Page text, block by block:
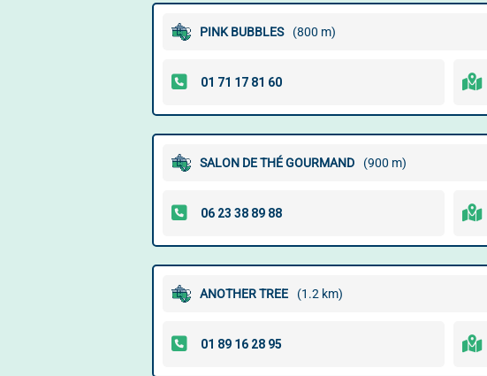
PINK BUBBLES (800 m)
SALON DE THÉ GOURMAND (900 m)
ANOTHER TREE (1.2 km)